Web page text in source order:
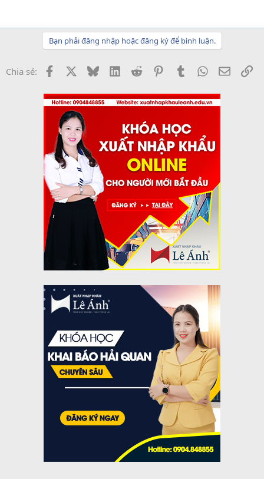
Bạn phải đăng nhập hoặc đăng ký để bình luận.
Chia sẻ: Facebook BlueskyLinkedInReddit PinterestTumblrWhatsApp
Email